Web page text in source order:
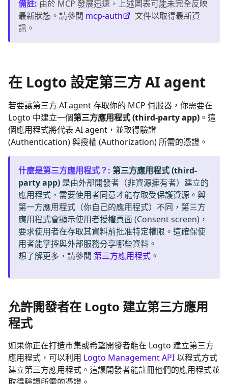
備註: 由於 MCP 發展迅速，上述圖表可能未完全反映
最新狀態。請參閱 mcp-auth
文件以取得最新資
訊。
在 Logto 設定第三方 AI agent
若要讓第三方 AI agent 存取你的 MCP 伺服器 ，你需要在
Logto 中建立一個第三方應用程式 (third-party app) 。這
個應用程式將代表 AI agent，並取得驗證
(Authentication) 與授權 (Authorization) 所需的憑證。
什麼是第三方應用程式？: 第三方應用程式 (third-
party app) 是由外部開發者（非資源擁有者）建立的
應用程式，需要使用者同意才能存取受保護資源。與
第一方應用程式（你自己的應用程式）不同，第三方
應用程式會顯示使用者授權頁面 (Consent screen)，
要求使用者在存取其資料前批准特定權限。這確保使
用者能掌控與外部服務分享哪些資料。
想了解更多，請參閱 第三方應用程式 。
允許開發者在 Logto 建立第三方應用
程式
如果你正在打造市集或希望開發者能在 Logto 建立第三方
應用程式，可以利用 Logto Management API以程式方式
建立第三方應用程式。這讓開發者能註冊他們的應用程式並